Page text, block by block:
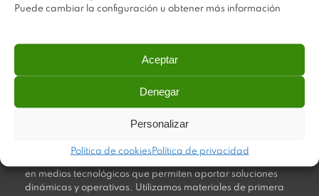
Puede cambiar la configuración u obtener más información
Aceptar
Denegar
Personalizar
Política de cookies Política de privacidad
Plastimodul tiene como objetivo ofrecer productos
en medios tecnológicos que permiten aportar soluciones
dinámicas y operativas. Utilizamos materiales de primera